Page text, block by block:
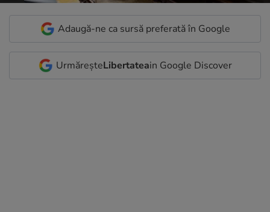
Adaugă-ne ca sursă preferată în Google
UrmăreșteLibertateain Google Discover